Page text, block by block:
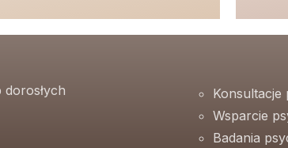
Konsultacje
Wsparcie
Badania